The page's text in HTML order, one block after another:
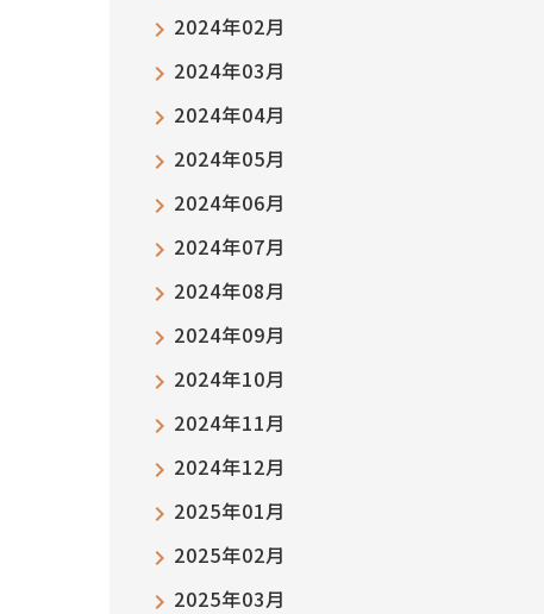
2024年02月
2024年03月
2024年04月
2024年05月
2024年06月
2024年07月
2024年08月
2024年09月
2024年10月
2024年11月
2024年12月
2025年01月
2025年02月
2025年03月